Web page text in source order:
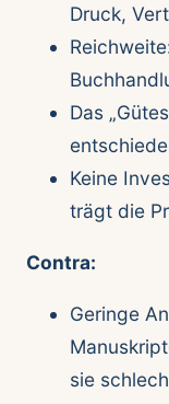
Druck,
Das
Keine
trägt die
Contra:
Geringe
sie